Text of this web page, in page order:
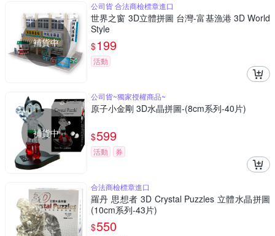
補貨中
公司貨 合法商檢標章進口
世界之窗 3D立體拼圖 台灣-富基漁港 3D World
Style
$199
活動
補貨中
公司貨~獨家授權商品~
原子小金剛 3D水晶拼圖-(8cm系列-40片)
$599
活動 券
合法商檢標章進口
羅丹 思想者 3D Crystal Puzzles 立體水晶拼圖
(10cm系列-43片)
$550